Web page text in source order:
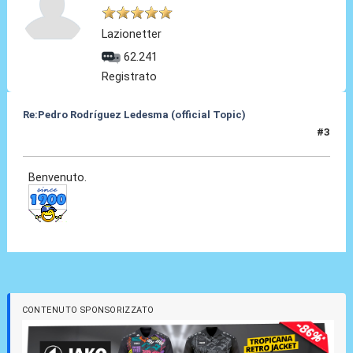
Lazionetter
62.241
Registrato
Re:Pedro Rodríguez Ledesma (official Topic)
#3
Benvenuto.
CONTENUTO SPONSORIZZATO